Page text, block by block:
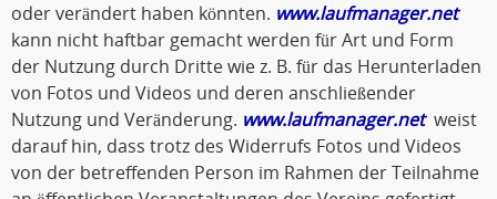
oder verändert haben könnten. www.laufmanager.net
kann nicht haftbar gemacht werden für Art und Form
der Nutzung durch Dritte wie z. B. für das Herunterladen
von Fotos und Videos und deren anschließender
Nutzung und Veränderung. www.laufmanager.netweist
darauf hin, dass trotz des Widerrufs Fotos und Videos
von der betreffenden Person im Rahmen der Teilnahme